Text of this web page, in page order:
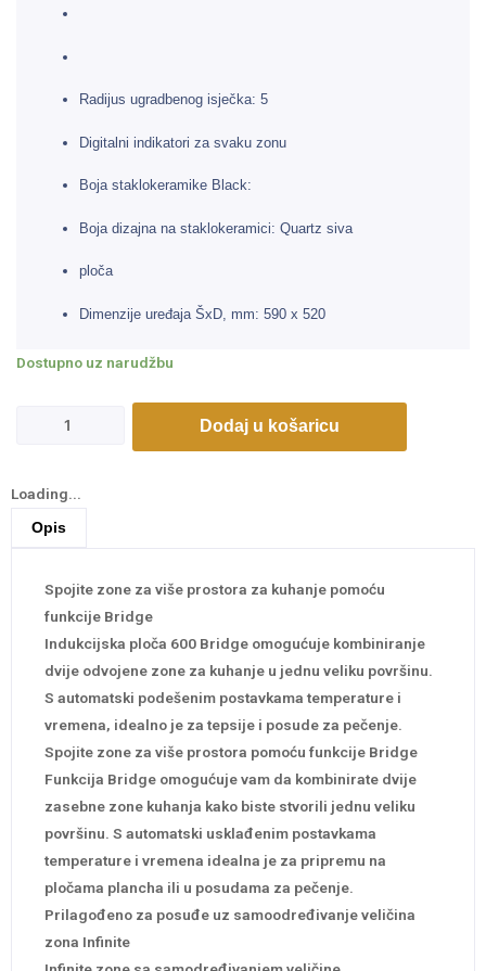
Radijus ugradbenog isječka: 5
Digitalni indikatori za svaku zonu
Boja staklokeramike Black:
Boja dizajna na staklokeramici: Quartz siva
ploča
Dimenzije uređaja ŠxD, mm: 590 x 520
Dostupno uz narudžbu
Dodaj u košaricu
Loading...
Opis
Spojite zone za više prostora za kuhanje pomoću
funkcije Bridge
Indukcijska ploča 600 Bridge omogućuje kombiniranje
dvije odvojene zone za kuhanje u jednu veliku površinu.
S automatski podešenim postavkama temperature i
vremena, idealno je za tepsije i posude za pečenje.
Spojite zone za više prostora pomoću funkcije Bridge
Funkcija Bridge omogućuje vam da kombinirate dvije
zasebne zone kuhanja kako biste stvorili jednu veliku
površinu. S automatski usklađenim postavkama
temperature i vremena idealna je za pripremu na
pločama plancha ili u posudama za pečenje.
Prilagođeno za posuđe uz samoodređivanje veličina
zona Infinite